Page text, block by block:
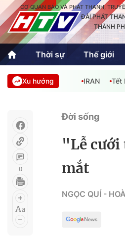
CƠ QUAN BÁO VÀ PHÁT THANH,
ĐÀI PHÁT
THÀNH
Thời sự Thế giới
Thời sự
Thể
Quốc tế
An Sinh
Công
Xu hướng IRAN Tết
0
Đời sống
"Lễ cưới
mắt
NGỌC QUÍ -